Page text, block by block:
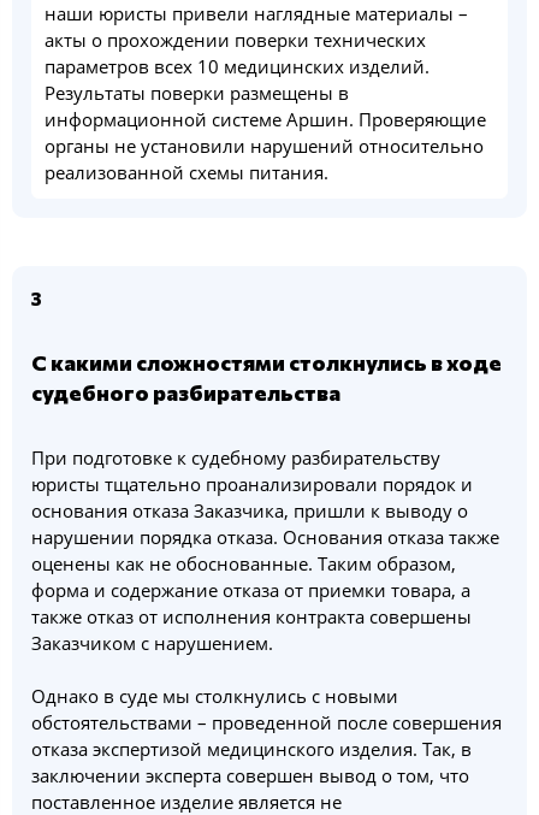
наши юристы привели наглядные материалы –
акты о прохождении поверки технических
параметров всех 10 медицинских изделий.
Результаты поверки размещены в
информационной системе Аршин. Проверяющие
органы не установили нарушений относительно
реализованной схемы питания.
3
С какими сложностями столкнулись в ходе
судебного разбирательства
При подготовке к судебному разбирательству
юристы тщательно проанализировали порядок и
основания отказа Заказчика, пришли к выводу о
нарушении порядка отказа. Основания отказа также
оценены как не обоснованные. Таким образом,
форма и содержание отказа от приемки товара, а
также отказ от исполнения контракта совершены
Заказчиком с нарушением.
Однако в суде мы столкнулись с новыми
обстоятельствами – проведенной после совершения
отказа экспертизой медицинского изделия. Так, в
заключении эксперта совершен вывод о том, что
поставленное изделие является не